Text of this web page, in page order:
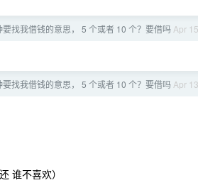
Apr 15
找我借钱的意思， 5 个或者 10 个？要借吗
Apr 13
找我借钱的意思， 5 个或者 10 个？要借吗
谁不喜欢）